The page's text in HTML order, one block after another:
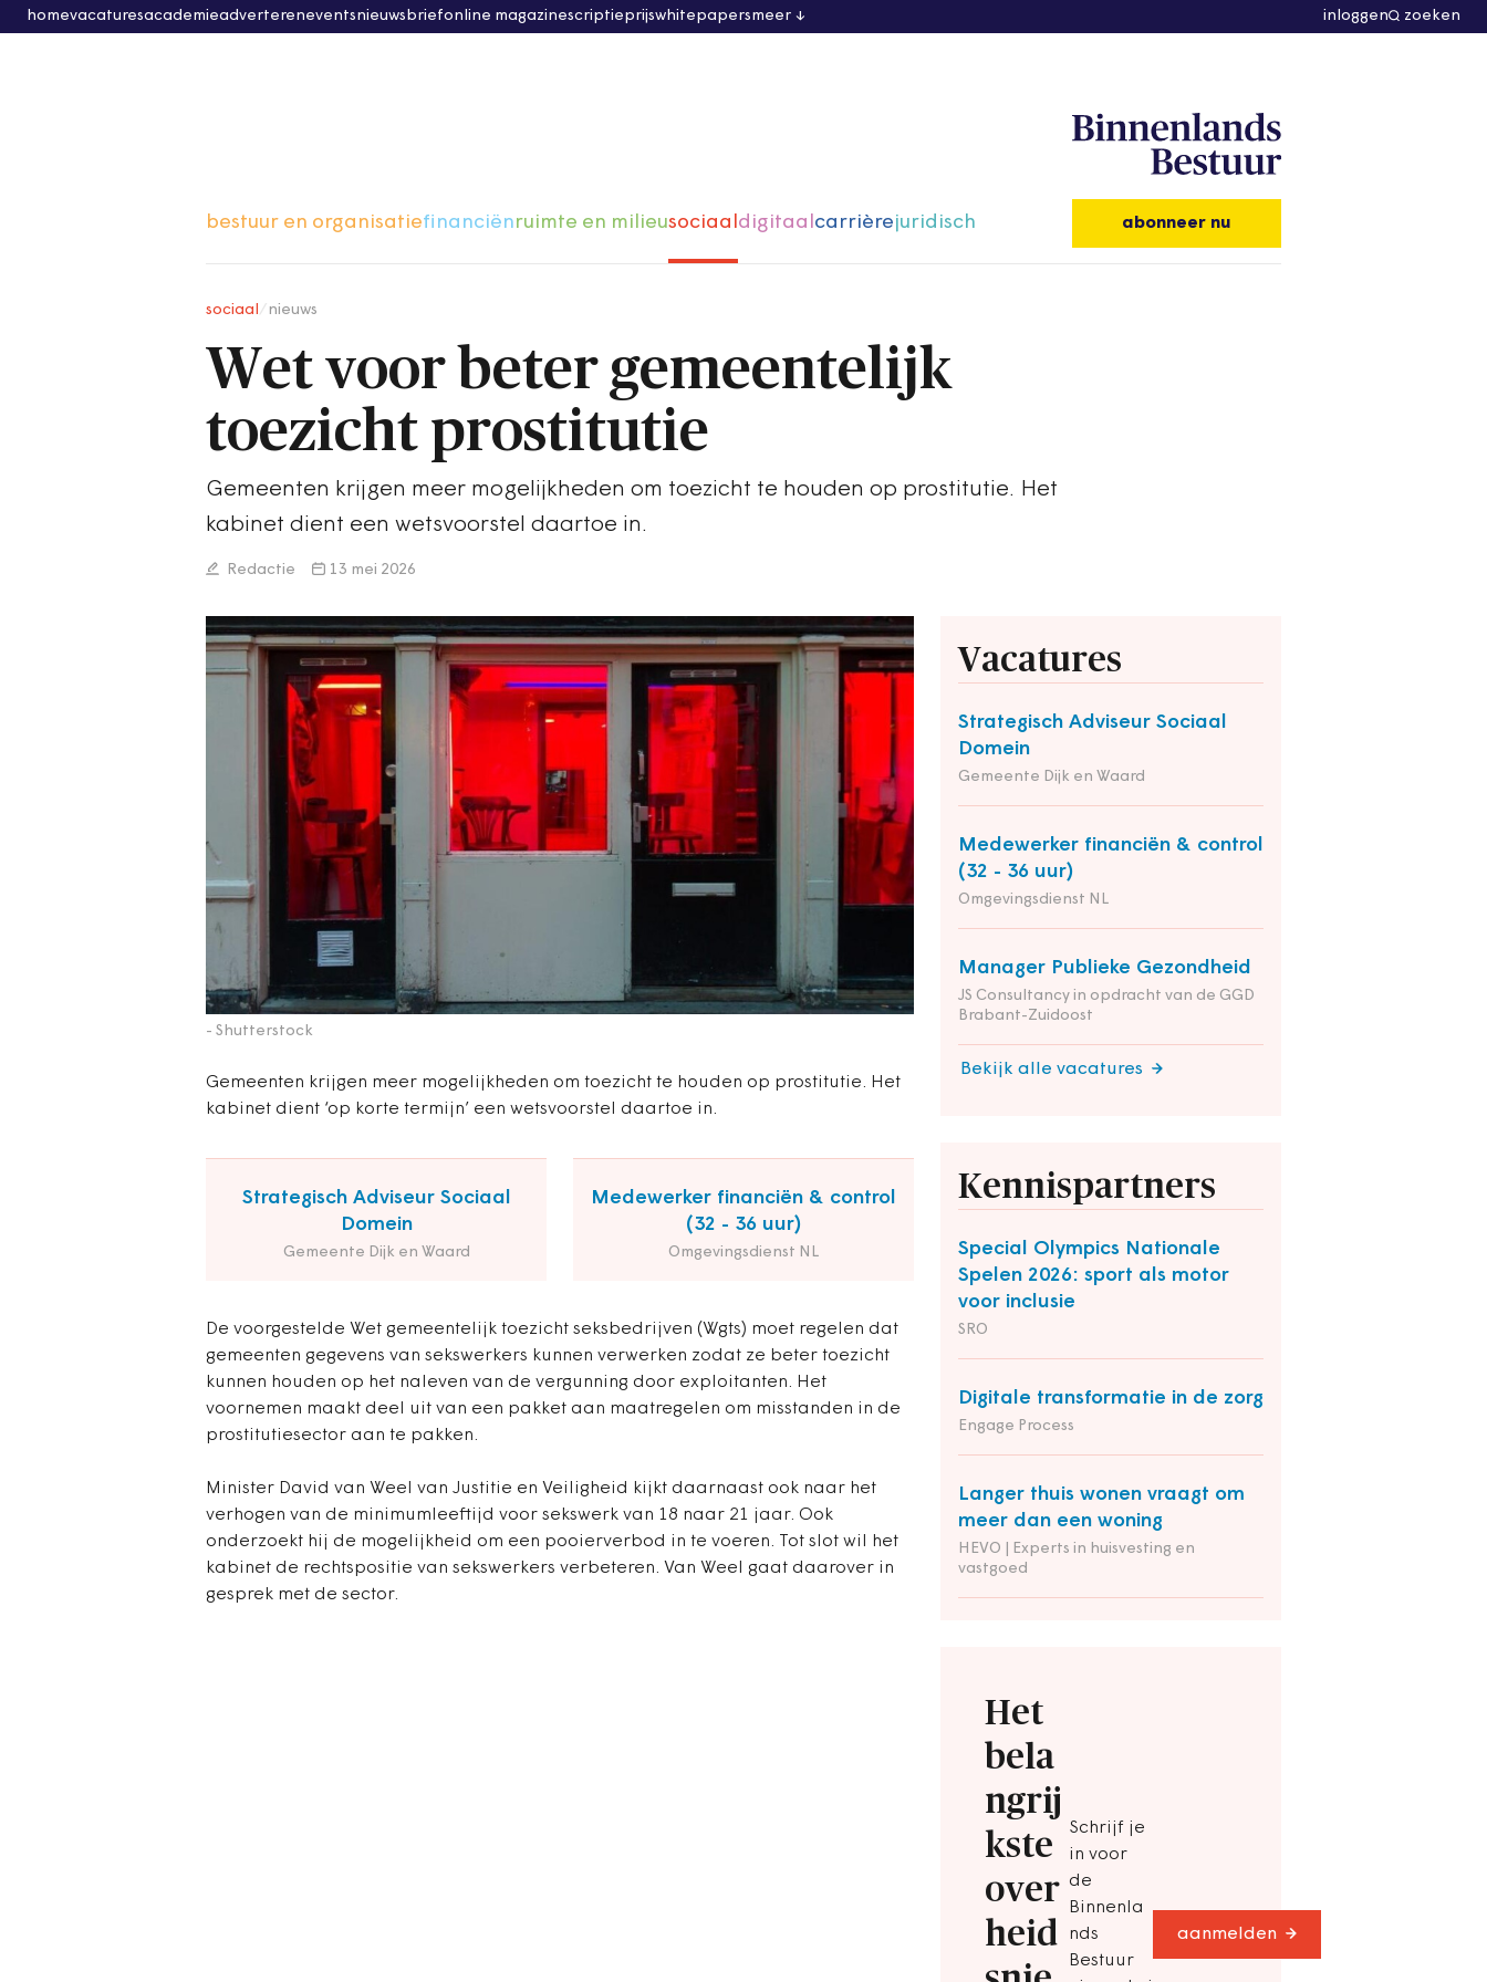
homevacaturesacademieadvertereneventsnieuwsbriefonline magazinescriptieprijswhitepapersmeer inloggen zoeken
bestuur en organisatiefinanciënruimte en milieusociaaldigitaalcarrièrejuridisch abonneer nu
sociaal nieuws
Wet voor beter gemeentelijk
toezicht prostitutie
Gemeenten krijgen meer mogelijkheden om toezicht te houden op prostitutie. Het
kabinet dient een wetsvoorstel daartoe in.
Redactie 13 mei 2026
- Shutterstock
Gemeenten krijgen meer mogelijkheden om toezicht te houden op prostitutie. Het
kabinet dient ‘op korte termijn’ een wetsvoorstel daartoe in.
Strategisch Adviseur Sociaal
Domein
Gemeente Dijk en Waard
Medewerker financiën & control
(32 - 36 uur)
Omgevingsdienst NL
De voorgestelde Wet gemeentelijk toezicht seksbedrijven (Wgts) moet regelen dat
gemeenten gegevens van sekswerkers kunnen verwerken zodat ze beter toezicht
kunnen houden op het naleven van de vergunning door exploitanten. Het
voornemen maakt deel uit van een pakket aan maatregelen om misstanden in de
prostitutiesector aan te pakken.
Vacatures
Strategisch Adviseur Sociaal
Domein
Gemeente Dijk en Waard
Medewerker financiën & control
(32 - 36 uur)
Omgevingsdienst NL
Manager Publieke Gezondheid
JS Consultancy in opdracht van de GGD
Brabant-Zuidoost
Bekijk alle vacatures
Kennispartners
Special Olympics Nationale
Spelen 2026: sport als motor
voor inclusie
SRO
Digitale transformatie in de zorg
Engage Process
Langer thuis wonen vraagt om
meer dan een woning
HEVO | Experts in huisvesting en
vastgoed
Het
bela
ngrij
kste
over
heid
Schrijf je
in voor
de
Binnenla
nds
Bestuur
aanmelden
Minister David van Weel van Justitie en Veiligheid kijkt daarnaast ook naar het
verhogen van de minimumleeftijd voor sekswerk van 18 naar 21 jaar. Ook
onderzoekt hij de mogelijkheid om een pooierverbod in te voeren. Tot slot wil het
kabinet de rechtspositie van sekswerkers verbeteren. Van Weel gaat daarover in
gesprek met de sector.